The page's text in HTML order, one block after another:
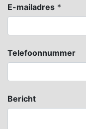
E-mailadres *
Telefoonnummer
Bericht